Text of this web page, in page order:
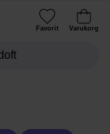
Favorit Varukorg